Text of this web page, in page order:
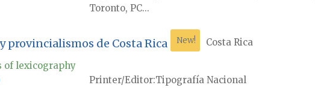
Toronto, PC...
provincialismos de Costa Rica New! Costa Rica
of lexicography
Printer/Editor Tipografía Nacional